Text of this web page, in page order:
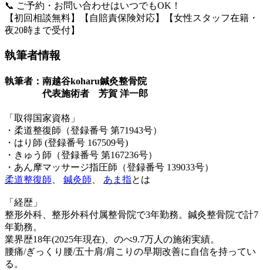
📞 ご予約・お問い合わせはいつでもOK！
【初回相談無料】【自賠責保険対応】【女性スタッフ在籍・
夜20時まで受付】
執筆者情報
執筆者：南越谷koharu鍼灸整骨院
代表施術者 芳賀 洋一郎
「取得国家資格」
・柔道整復師（登録番号 第71943号）
・はり師 (登録番号 167509号)
・きゅう師（登録番号 第167236号）
・あん摩マッサージ指圧師（登録番号 139033号）
柔道整復師
鍼灸師 あま指とは
「経歴」
整形外科、整形外科付属整骨院で3年勤務。鍼灸整骨院で計7
年勤務。
業界歴18年(2025年現在)、のべ9.7万人の施術実績。
腰痛/ぎっくり腰/五十肩/肩こりの早期改善に自信を持ってい
る。